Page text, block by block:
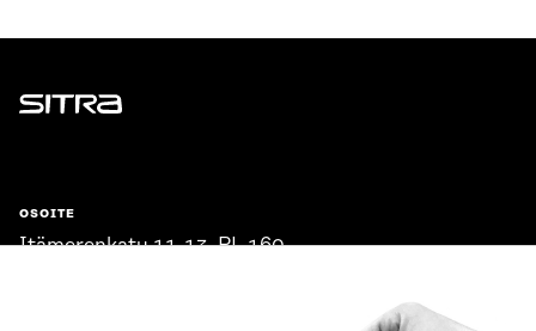
Sitra
OSOITE
Itämerenkatu 11-13, PL 160,